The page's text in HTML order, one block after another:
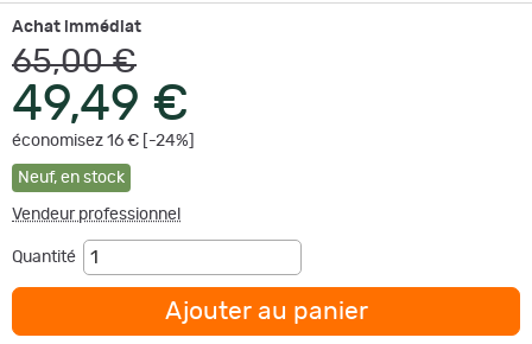
Achat immédiat
65,00 €
49,49 €
économisez 16 € [-24%]
Neuf, en stock
Vendeur professionnel
Quantité
Ajouter au panier